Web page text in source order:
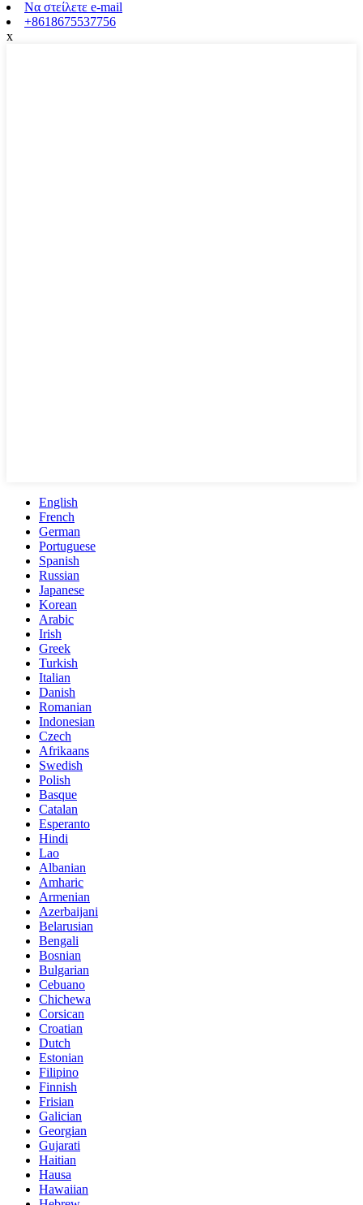
Να στείλετε e-mail
+8618675537756
x
English
French
German
Portuguese
Spanish
Russian
Japanese
Korean
Arabic
Irish
Greek
Turkish
Italian
Danish
Romanian
Indonesian
Czech
Afrikaans
Swedish
Polish
Basque
Catalan
Esperanto
Hindi
Lao
Albanian
Amharic
Armenian
Azerbaijani
Belarusian
Bengali
Bosnian
Bulgarian
Cebuano
Chichewa
Corsican
Croatian
Dutch
Estonian
Filipino
Finnish
Frisian
Galician
Georgian
Gujarati
Haitian
Hausa
Hawaiian